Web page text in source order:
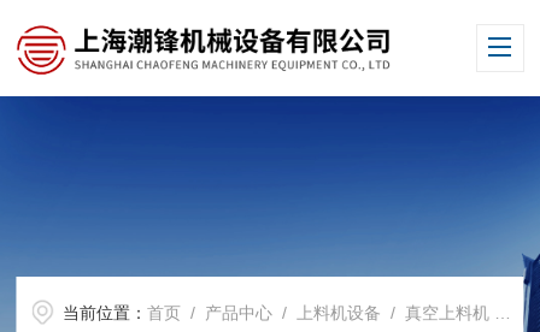
当前位置：首页 / 产品中心 / 上料机设备 /真空上料机